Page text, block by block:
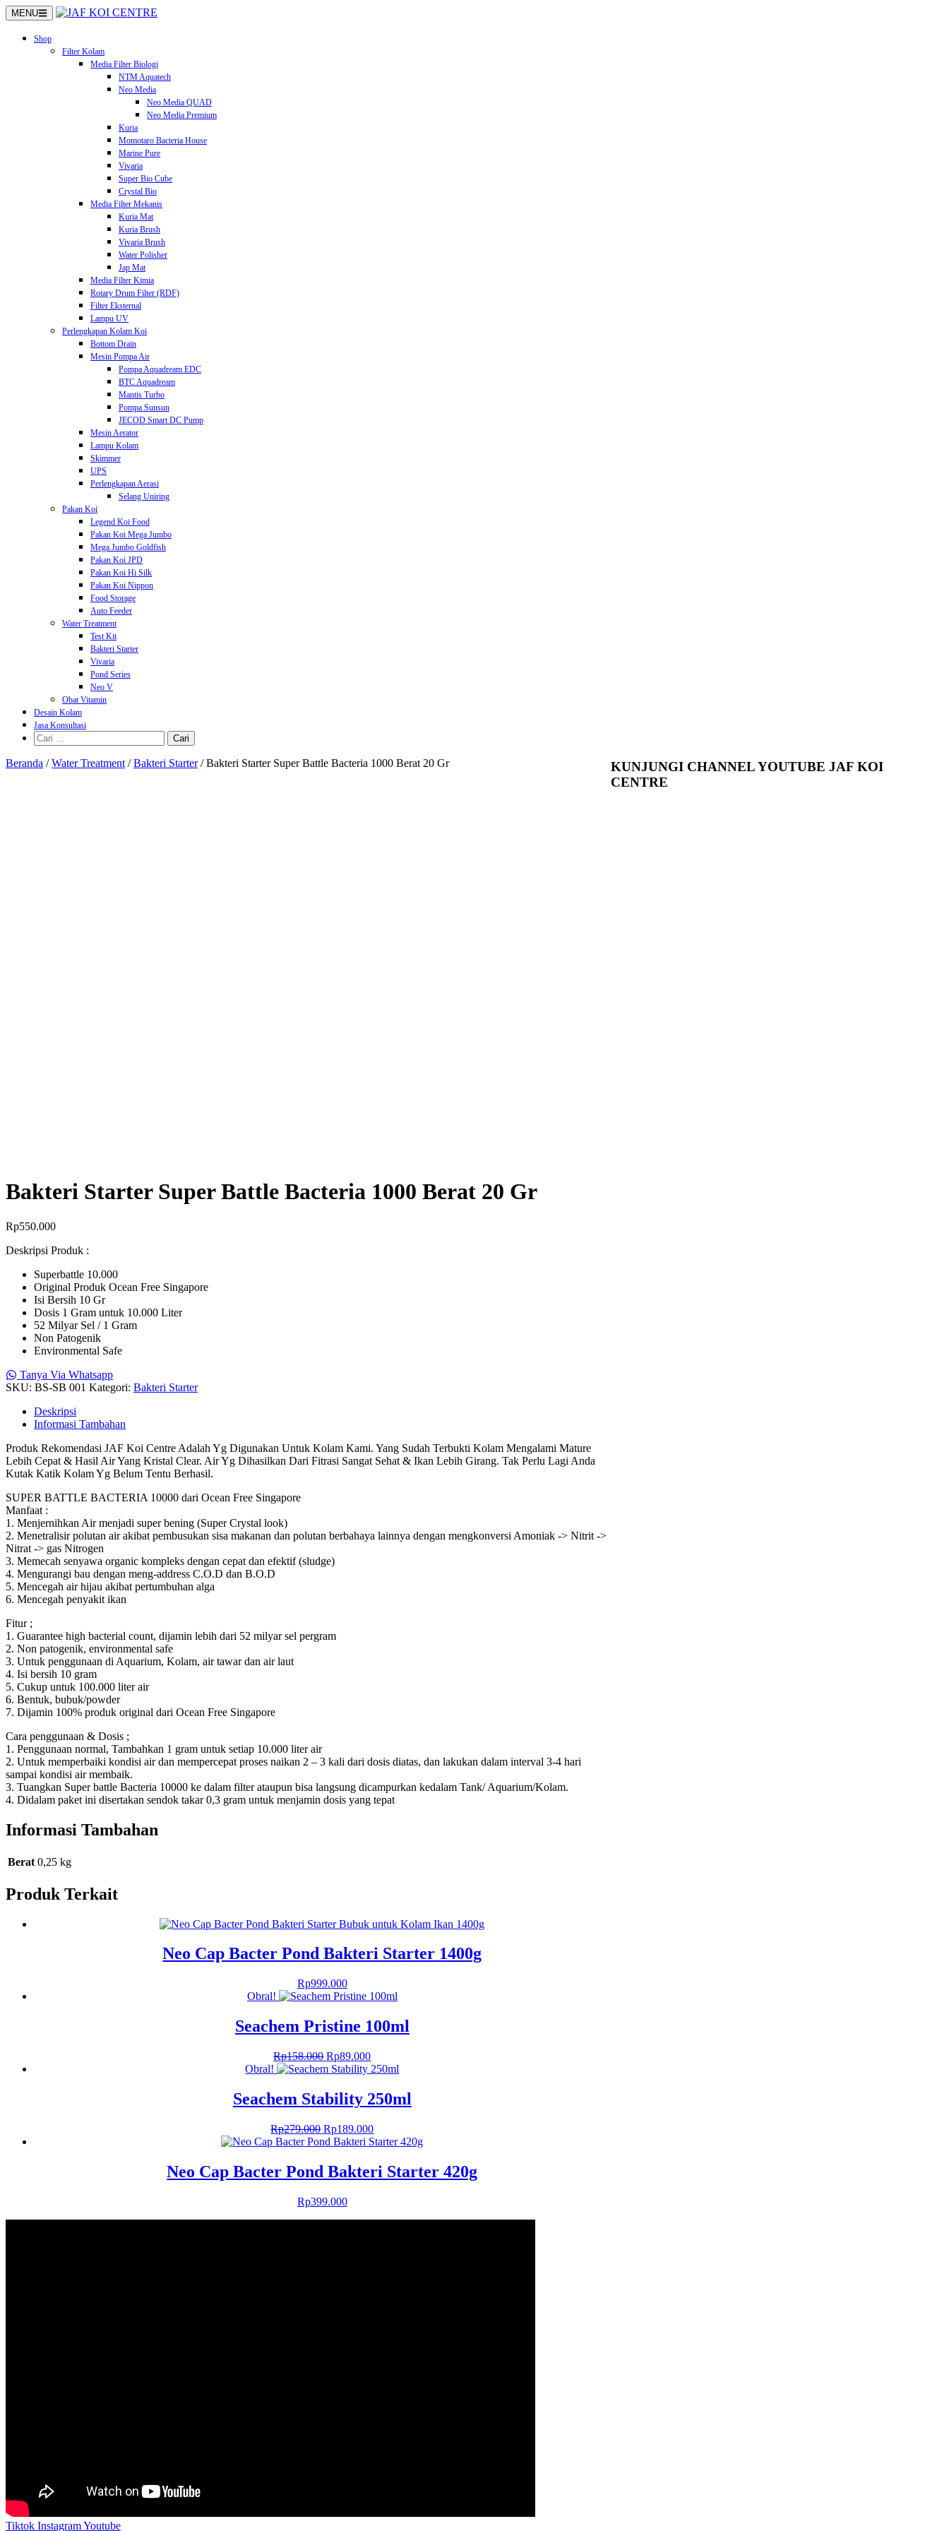
Langsung
ke
konten
MENU
Shop
Filter Kolam
Media Filter Biologi
NTM Aquatech
Neo Media
Neo Media QUAD
Neo Media Premium
Kuria
Momotaro Bacteria House
Marine Pure
Vivaria
Super Bio Cube
Crystal Bio
Media Filter Mekanis
Kuria Mat
Kuria Brush
Vivaria Brush
Water Polisher
Jap Mat
Media Filter Kimia
Rotary Drum Filter (RDF)
Filter Eksternal
Lampu UV
Perlengkapan Kolam Koi
Bottom Drain
Mesin Pompa Air
Pompa Aquadream EDC
BTC Aquadream
Mantis Turbo
Pompa Sunsun
JECOD Smart DC Pump
Mesin Aerator
Lampu Kolam
Skimmer
UPS
Perlengkapan Aerasi
Selang Uniring
Pakan Koi
Legend Koi Food
Pakan Koi Mega Jumbo
Mega Jumbo Goldfish
Pakan Koi JPD
Pakan Koi Hi Silk
Pakan Koi Nippon
Food Storage
Auto Feeder
Water Treatment
Test Kit
Bakteri Starter
Vivaria
Pond Series
Neo V
Obat Vitamin
Desain Kolam
Jasa Konsultasi
Cari
untuk:
Beranda /Water Treatment /Bakteri Starter/ Bakteri Starter Super Battle Bacteria 1000 Berat 20 Gr
Bakteri Starter Super Battle Bacteria 1000 Berat 20 Gr
Rp550.000
Deskripsi Produk :
Superbattle 10.000
Original Produk Ocean Free Singapore
Isi Bersih 10 Gr
Dosis 1 Gram untuk 10.000 Liter
52 Milyar Sel / 1 Gram
Non Patogenik
Environmental Safe
Tanya Via Whatsapp
SKU: BS-SB 001 Kategori: Bakteri Starter
Deskripsi
Informasi Tambahan
Produk Rekomendasi JAF Koi Centre Adalah Yg Digunakan Untuk Kolam Kami. Yang Sudah Terbukti Kolam Mengalami Mature
Lebih Cepat & Hasil Air Yang Kristal Clear. Air Yg Dihasilkan Dari Fitrasi Sangat Sehat & Ikan Lebih Girang. Tak Perlu Lagi Anda
Kutak Katik Kolam Yg Belum Tentu Berhasil.
SUPER BATTLE BACTERIA 10000 dari Ocean Free Singapore
Manfaat :
1. Menjernihkan Air menjadi super bening (Super Crystal look)
2. Menetralisir polutan air akibat pembusukan sisa makanan dan polutan berbahaya lainnya dengan mengkonversi Amoniak -> Nitrit ->
Nitrat -> gas Nitrogen
3. Memecah senyawa organic kompleks dengan cepat dan efektif (sludge)
4. Mengurangi bau dengan meng-address C.O.D dan B.O.D
5. Mencegah air hijau akibat pertumbuhan alga
6. Mencegah penyakit ikan
Fitur ;
1. Guarantee high bacterial count, dijamin lebih dari 52 milyar sel pergram
2. Non patogenik, environmental safe
3. Untuk penggunaan di Aquarium, Kolam, air tawar dan air laut
4. Isi bersih 10 gram
5. Cukup untuk 100.000 liter air
6. Bentuk, bubuk/powder
7. Dijamin 100% produk original dari Ocean Free Singapore
Cara penggunaan & Dosis ;
1. Penggunaan normal, Tambahkan 1 gram untuk setiap 10.000 liter air
2. Untuk memperbaiki kondisi air dan mempercepat proses naikan 2 – 3 kali dari dosis diatas, dan lakukan dalam interval 3-4 hari
sampai kondisi air membaik.
3. Tuangkan Super battle Bacteria 10000 ke dalam filter ataupun bisa langsung dicampurkan kedalam Tank/ Aquarium/Kolam.
4. Didalam paket ini disertakan sendok takar 0,3 gram untuk menjamin dosis yang tepat
Informasi Tambahan
Berat 0,25 kg
Produk Terkait
Neo Cap Bacter Pond Bakteri Starter 1400g
Rp999.000
Obral!
Seachem Pristine 100ml
Rp158.000 Harga
aslinya
Rp158.000.
Rp89.000Harga
saat
adalah:
Rp89.000.
Obral!
Seachem Stability 250ml
Rp279.000 Harga
aslinya
Rp279.000.
Rp189.000Harga
saat
adalah:
Rp189.000.
Neo Cap Bacter Pond Bakteri Starter 420g
Rp399.000
KUNJUNGI CHANNEL YOUTUBE JAF KOI
CENTRE
Tiktok InstagramYoutube